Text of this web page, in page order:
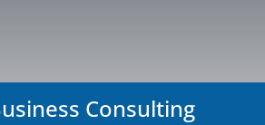
Consulting